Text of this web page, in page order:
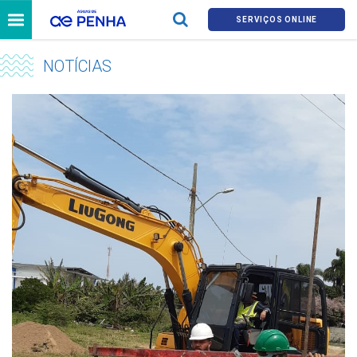
SERVIÇOS ONLINE
NOTÍCIAS